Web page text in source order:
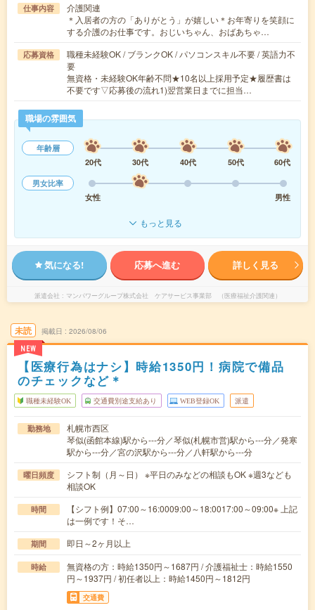
仕事内容
介護関連
＊入居者の方の「ありがとう」が嬉しい＊お年寄りを笑顔に
する介護のお仕事です。おじいちゃん、おばあちゃ…
応募資格
職種未経験OK / ブランクOK / パソコンスキル不要 / 英語力不
要
無資格・未経験OK年齢不問★10名以上採用予定★履歴書は
不要です▽応募後の流れ1)翌営業日までに担当…
職場の雰囲気
年齢層
20代
30代 40代 50代
60代
男女比率
女性
男性
もっと見る
気になる! 応募へ進む 詳しく見る
派遣会社 マンパワーグループ株式会社 ケアサービス事業部 （医療福祉介護関連）
未読
NEW
掲載日 2026/08/06
【医療行為はナシ】時給1350円！病院で備品
のチェックなど＊
職種未経験OK 交通費別途支給あり WEB登録OK 派遣
勤務地
札幌市西区
琴似(函館本線)駅から---分／琴似(札幌市営)駅から---分／発寒
駅から---分／宮の沢駅から---分／八軒駅から---分
曜日頻度
シフト制（月～日） ※平日のみなどの相談もOK ※週3なども
相談OK
時間
【シフト例】07:00～16:0009:00～18:0017:00～09:00※ 上記
は一例です！そ…
期間 即日～2ヶ月以上
時給
無資格の方：時給1350円～1687円 / 介護福祉士：時給1550
円～1937円 / 初任者以上：時給1450円～1812円
交通費